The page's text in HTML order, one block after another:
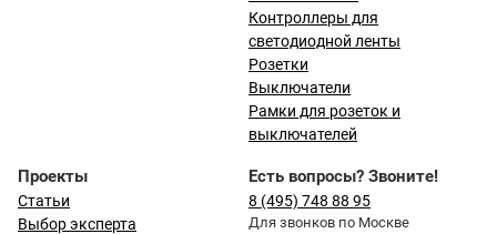
Контроллеры для
светодиодной ленты
Розетки
Выключатели
Рамки для розеток и
выключателей
Проекты
Статьи
Выбор эксперта
Есть вопросы? Звоните!
8 (495) 748 88 95
Для звонков по Москве